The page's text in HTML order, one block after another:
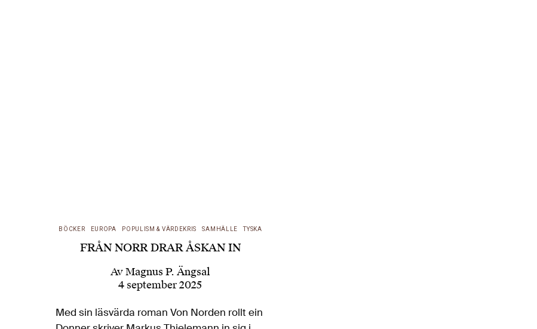
BÖCKER EUROPA POPULISM & VÄRDEKRIS SAMHÄLLE TYSKA
FRÅN NORR DRAR ÅSKAN IN
AvMagnus P. Ängsal
4 september 2025
Med sin läsvärda roman Von Norden rollt ein